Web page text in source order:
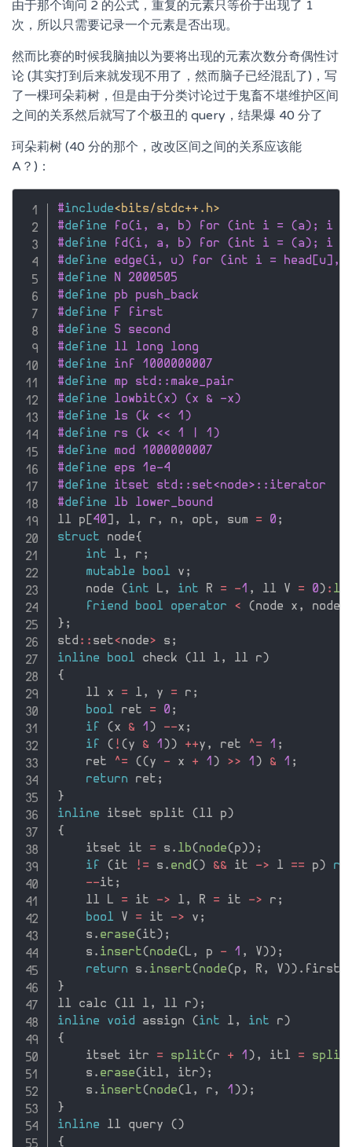
由于那个询问 2 的公式，重复的元素只等价于出现了 1
次，所以只需要记录一个元素是否出现。
然而比赛的时候我脑抽以为要将出现的元素次数分奇偶性讨
论 (其实打到后来就发现不用了，然而脑子已经混乱了)，写
了一棵珂朵莉树，但是由于分类讨论过于鬼畜不堪维护区间
之间的关系然后就写了个极丑的 query，结果爆 40 分了
珂朵莉树 (40 分的那个，改改区间之间的关系应该能
A？)：
#include<bits/stdc++.h>
#define fo(i, a, b) for (int i = (a); i
#define fd(i, a, b) for (int i = (a); i
#define edge(i, u) for (int i =
#define N 2000505
#define pb push_back
#define F first
#define S second
#define ll long long
#define inf 1000000007
#define mp std::make_pair
#define lowbit(x) (x & -x)
#define ls (k << 1)
#define rs (k << 1 | 1)
#define mod 1000000007
#define eps 1e-4
#define itset std::set<node>::iterator
#define lb lower_bound
ll p [40] , l , r , n , opt , sum = 0 ;
struct node{
int l , r ;
mutable
bool v ;
    node
(int L , int R = -1 , ll V = 0) : l
friend
bool operator < (node x ,
node
} ;
std :: set<node> s ;
inline
bool check (ll l , ll r)
{
    ll x
= l , y = r ;
bool ret = 0 ;
if
(x & 1 ) --x ;
if
( ! (y & 1 )) ++y , ret ^= 1 ;
    ret
^= ((y - x + 1 ) >> 1 ) & 1 ;
return ret ;
}
inline itset split (ll p)
{
    itset it
= s . lb(node(p)) ;
if
(it != s . end() && it -> l == p)
--it ;
    ll L
= it -> l , R = it -> r ;
bool V = it -> v ;
    s
. erase(it) ;
    s
. insert(node(L , p - 1 , V)) ;
return s . insert(node(p , R , V)) . first
}
ll calc (ll l , ll r) ;
inline
void assign (int l , int r)
{
    itset itr
= split(r + 1 ) , itl = split
    s
. erase(itl , itr) ;
    s
. insert(node(l , r , 1 )) ;
}
inline ll query ()
{